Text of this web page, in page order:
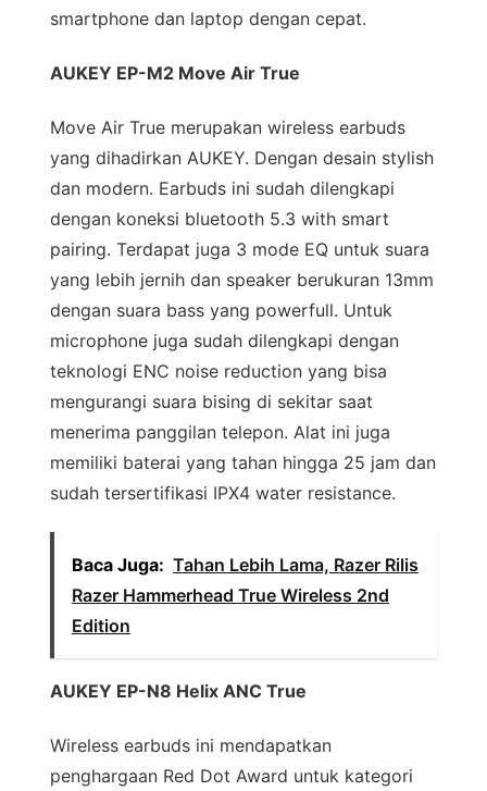
smartphone dan laptop dengan cepat.
AUKEY EP-M2 Move Air True
Move Air True merupakan wireless earbuds
yang dihadirkan AUKEY. Dengan desain stylish
dan modern. Earbuds ini sudah dilengkapi
dengan koneksi bluetooth 5.3 with smart
pairing. Terdapat juga 3 mode EQ untuk suara
yang lebih jernih dan speaker berukuran 13mm
dengan suara bass yang powerfull. Untuk
microphone juga sudah dilengkapi dengan
teknologi ENC noise reduction yang bisa
mengurangi suara bising di sekitar saat
menerima panggilan telepon. Alat ini juga
memiliki baterai yang tahan hingga 25 jam dan
sudah tersertifikasi IPX4 water resistance.
Baca Juga: Tahan Lebih Lama, Razer Rilis
Razer Hammerhead True Wireless 2nd
Edition
AUKEY EP-N8 Helix ANC True
Wireless earbuds ini mendapatkan
penghargaan Red Dot Award untuk kategori